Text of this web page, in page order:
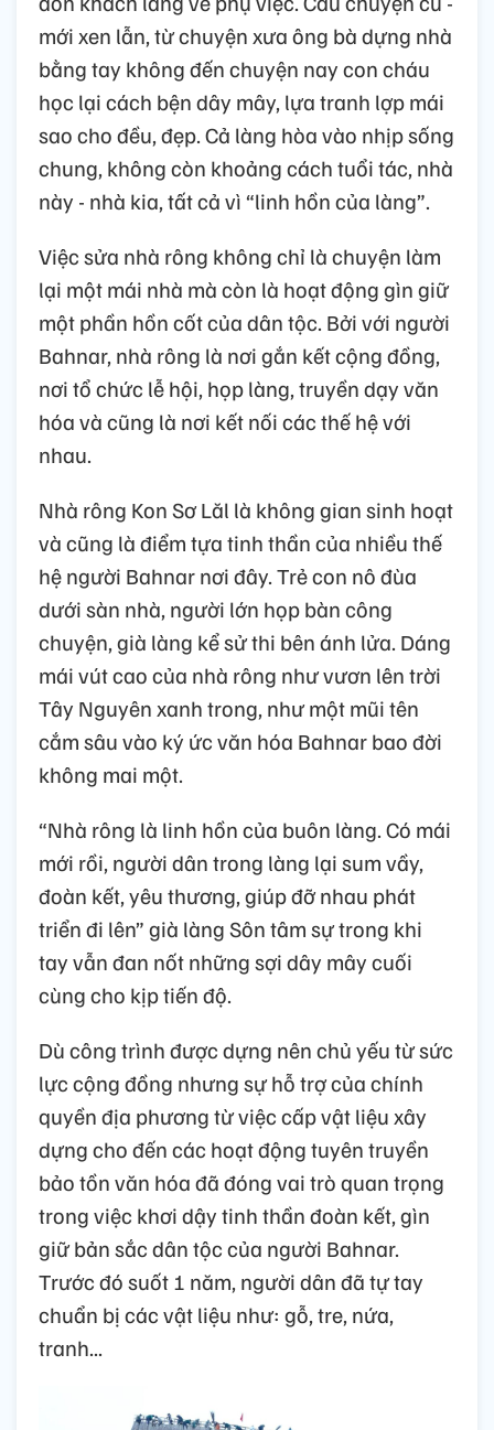
mới xen lẫn, từ chuyện xưa ông bà dựng nhà
bằng tay không đến chuyện nay con cháu
học lại cách bện dây mây, lựa tranh lợp mái
sao cho đều, đẹp. Cả làng hòa vào nhịp sống
chung, không còn khoảng cách tuổi tác, nhà
này - nhà kia, tất cả vì “linh hồn của làng”.
Việc sửa nhà rông không chỉ là chuyện làm
lại một mái nhà mà còn là hoạt động gìn giữ
một phần hồn cốt của dân tộc. Bởi với người
Bahnar, nhà rông là nơi gắn kết cộng đồng,
nơi tổ chức lễ hội, họp làng, truyền dạy văn
hóa và cũng là nơi kết nối các thế hệ với
nhau.
Nhà rông Kon Sơ Lăl là không gian sinh hoạt
và cũng là điểm tựa tinh thần của nhiều thế
hệ người Bahnar nơi đây. Trẻ con nô đùa
dưới sàn nhà, người lớn họp bàn công
chuyện, già làng kể sử thi bên ánh lửa. Dáng
mái vút cao của nhà rông như vươn lên trời
Tây Nguyên xanh trong, như một mũi tên
cắm sâu vào ký ức văn hóa Bahnar bao đời
không mai một.
“Nhà rông là linh hồn của buôn làng. Có mái
mới rồi, người dân trong làng lại sum vầy,
đoàn kết, yêu thương, giúp đỡ nhau phát
triển đi lên” già làng Sôn tâm sự trong khi
tay vẫn đan nốt những sợi dây mây cuối
cùng cho kịp tiến độ.
Dù công trình được dựng nên chủ yếu từ sức
lực cộng đồng nhưng sự hỗ trợ của chính
quyền địa phương từ việc cấp vật liệu xây
dựng cho đến các hoạt động tuyên truyền
bảo tồn văn hóa đã đóng vai trò quan trọng
trong việc khơi dậy tinh thần đoàn kết, gìn
giữ bản sắc dân tộc của người Bahnar.
Trước đó suốt 1 năm, người dân đã tự tay
chuẩn bị các vật liệu như: gỗ, tre, nứa,
tranh...